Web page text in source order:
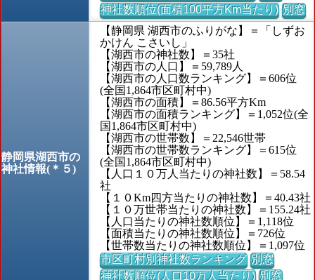
神社数順位(面積100平方Km当たり) 別窓
静岡県湖西市の
神社情報(＊５)
【静岡県 湖西市のふりがな】＝「しずお
かけん こさいし」
【湖西市の神社数】＝35社
【湖西市の人口】＝59,789人
【湖西市の人口数ランキング】＝606位
(全国1,864市区町村中)
【湖西市の面積】＝86.56平方Km
【湖西市の面積ランキング】＝1,052位(全
国1,864市区町村中)
【湖西市の世帯数】＝22,546世帯
【湖西市の世帯数ランキング】＝615位
(全国1,864市区町村中)
【人口１０万人当たりの神社数】＝58.54
社
【１０Km四方当たりの神社数】＝40.43社
【１０万世帯当たりの神社数】＝155.24社
【人口当たりの神社数順位】＝1,118位
【面積当たりの神社数順位】＝726位
【世帯数当たりの神社数順位】＝1,097位
市区町村別神社数ランキング 別窓
神社数順位(人口10万人当たり) 別窓